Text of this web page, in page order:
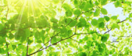
Susumuについて
経営理念
会社概要